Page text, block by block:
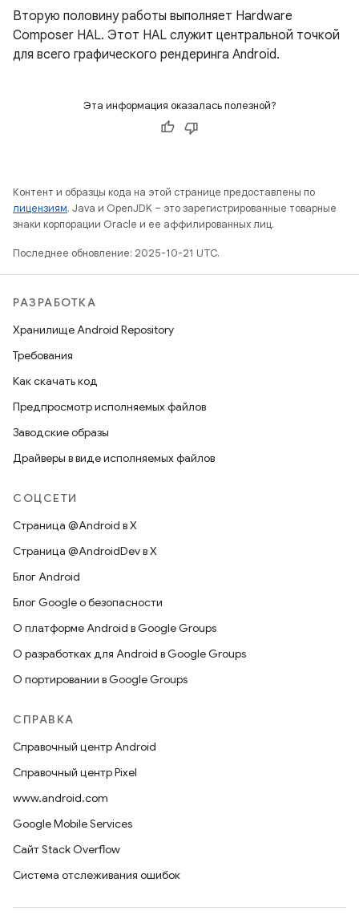
Вторую половину работы выполняет Hardware
Composer HAL. Этот HAL служит центральной точкой
для всего графического рендеринга Android.
Эта информация оказалась полезной?
Контент и образцы кода на этой странице предоставлены по
лицензиям. Java и OpenJDK – это зарегистрированные товарные
знаки корпорации Oracle и ее аффилированных лиц.
Последнее обновление: 2025-10-21 UTC.
РАЗРАБОТКА
Хранилище Android Repository
Требования
Как скачать код
Предпросмотр исполняемых файлов
Заводские образы
Драйверы в виде исполняемых файлов
СОЦСЕТИ
Страница @Android в X
Страница @AndroidDev в X
Блог Android
Блог Google о безопасности
О платформе Android в Google Groups
О разработках для Android в Google Groups
О портировании в Google Groups
СПРАВКА
Справочный центр Android
Справочный центр Pixel
www.android.com
Google Mobile Services
Сайт Stack Overflow
Система отслеживания ошибок